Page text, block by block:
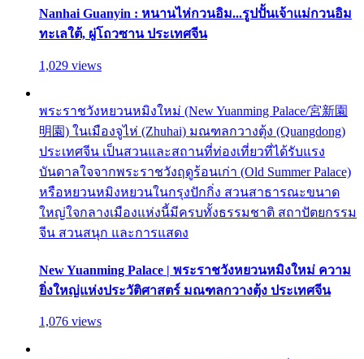
Nanhai Guanyin : หนานไห่กวนอิม...รูปปั้นเจ้าแม่กวนอิม
ทะเลใต้, ผู่โถวซาน ประเทศจีน
1,029 views
พระราชวังหยวนหมิงใหม่ (New Yuanming Palace/宮新園
明園) ในเมืองจูไห่ (Zhuhai) มณฑลกวางตุ้ง (Quangdong)
ประเทศจีน เป็นสวนและสถานที่ท่องเที่ยวที่ได้รับแรง
บันดาลใจจากพระราชวังฤดูร้อนเก่า (Old Summer Palace)
หรือหยวนหมิงหยวนในกรุงปักกิ่ง สวนสาธารณะขนาด
ใหญ่ใจกลางเมืองแห่งนี้มีครบทั้งธรรมชาติ สถาปัตยกรรม
จีน สวนสนุก และการแสดง
New Yuanming Palace | พระราชวังหยวนหมิงใหม่ ความ
ยิ่งใหญ่แห่งประวัติศาสตร์ มณฑลกวางตุ้ง ประเทศจีน
1,076 views